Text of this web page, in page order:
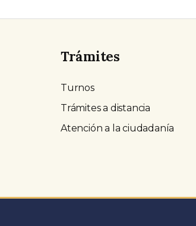
Trámites
Turnos
Trámites a distancia
Atención a la ciudadanía